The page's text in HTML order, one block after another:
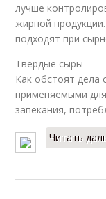
лучше
жирной
подходят при
Твердые сыры
Как обстоят дела
применяемыми
запекания,
Читать